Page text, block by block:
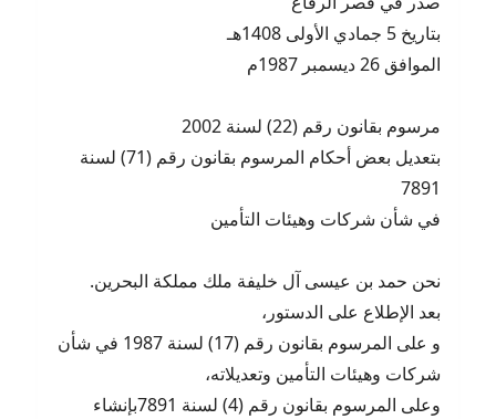
بتاريخ 5 جمادي الأولى 1408هـ
الموافق 26 ديسمبر 1987م
مرسوم بقانون رقم (22) لسنة 2002
بتعديل بعض أحكام المرسوم بقانون رقم (71) لسنة
7891
في شأن شركات وهيئات التأمين
نحن حمد بن عيسى آل خليفة ملك مملكة البحرين.
بعد الإطلاع على الدستور،
و على المرسوم بقانون رقم (17) لسنة 1987 في شأن
شركات وهيئات التأمين وتعديلاته،
وعلى المرسوم بقانون رقم (4) لسنة 7891بإنشاء